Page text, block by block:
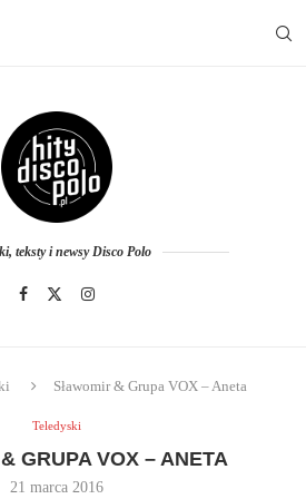
teksty i newsy Disco Polo
Sławomir & Grupa VOX – Aneta
Teledyski
GRUPA VOX – ANETA
21 marca 2016